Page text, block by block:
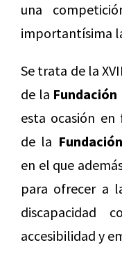
una
importantísima
Se trata de la
de la
esta ocasión en
de la
en el que
para ofrecer a
discapacidad
accesibilidad y